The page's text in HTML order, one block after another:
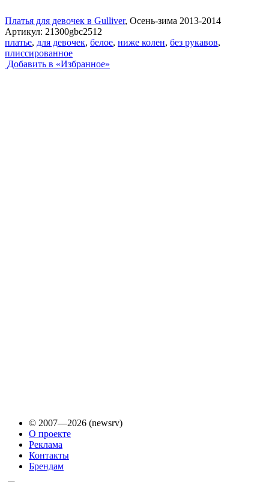
Платья для девочек в Gulliver, Осень-зима 2013-2014
Артикул: 21300gbc2512
платье, для девочек, белое, ниже колен, без рукавов,
плиссированное
Добавить в «Избранное»
© 2007—2026 (newsrv)
О проекте
Реклама
Контакты
Брендам